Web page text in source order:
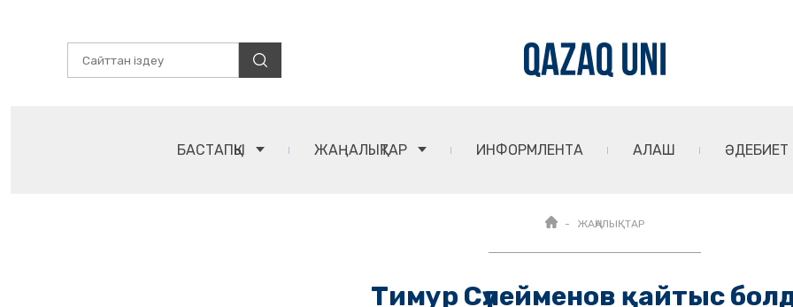
БАСТАПҚЫ ЖАҢАЛЫҚТАР ИНФОРМЛЕНТА АЛАШ ӘДЕБИЕТ
ЖАҢАЛЫҚТАР
Тимур Сүлейменов қайтыс